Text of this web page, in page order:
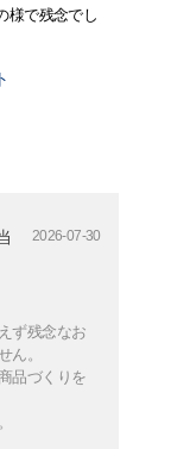
様で残念でし
2026-07-30
ず残念なお
ん。
品づくりを